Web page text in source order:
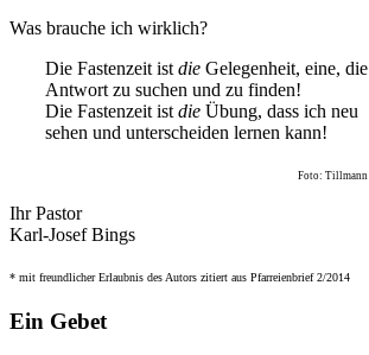
Was brauche ich wirklich?
Die Fastenzeit ist die Gelegenheit, eine, die
Antwort zu suchen und zu finden!
Die Fastenzeit ist die Übung, dass ich neu
sehen und unterscheiden lernen kann!
Foto: Tillmann
Ihr Pastor
Karl-Josef Bings
* mit freundlicher Erlaubnis des Autors zitiert aus Pfarreienbrief 2/2014
Ein Gebet